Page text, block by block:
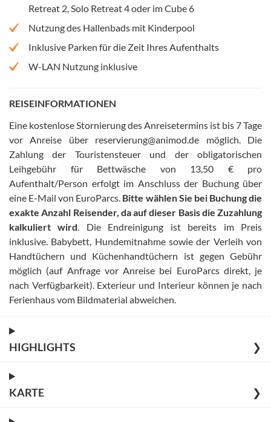
Retreat 2, Solo Retreat 4 oder im Cube 6
Nutzung des Hallenbads mit Kinderpool
Inklusive Parken für die Zeit Ihres Aufenthalts
W-LAN Nutzung inklusive
REISEINFORMATIONEN
Eine kostenlose Stornierung des Anreisetermins ist bis 7 Tage
vor Anreise über reservierung@animod.de möglich
Die
Zahlung der Touristensteuer und der obligatorischen
Leihgebühr für Bettwäsche von 13,50 € pro
Aufenthalt/Person erfolgt im Anschluss der Buchung über
eine E-Mail von EuroParcs Bitte wählen Sie bei Buchung die
exakte Anzahl Reisender, da auf dieser Basis die Zuzahlung
kalkuliert wird
Die Endreinigung ist bereits im Preis
inklusive Babybett, Hundemitnahme sowie der Verleih von
Handtüchern und Küchenhandtüchern ist gegen Gebühr
möglich (auf Anfrage vor Anreise bei EuroParcs direkt, je
nach Verfügbarkeit) Exterieur und Interieur können je nach
Ferienhaus vom Bildmaterial abweichen
HIGHLIGHTS ❯
KARTE ❯